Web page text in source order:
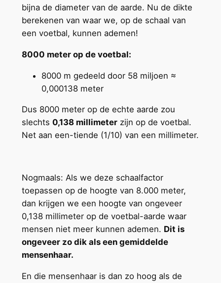
bijna de diameter van de aarde. Nu de dikte
berekenen van waar we, op de schaal van
een voetbal, kunnen ademen!
8000 meter op de voetbal:
8000 m gedeeld door 58 miljoen ≈
0,000138 meter
Dus 8000 meter op de echte aarde zou
slechts 0,138 millimeterzijn op de voetbal.
Net aan een-tiende (1/10) van een millimeter.
Nogmaals: Als we deze schaalfactor
toepassen op de hoogte van 8.000 meter,
dan krijgen we een hoogte van ongeveer
0,138 millimeter op de voetbal-aarde waar
mensen niet meer kunnen ademen. Dit is
ongeveer zo dik als een gemiddelde
mensenhaar.
En die mensenhaar is dan zo hoog als de